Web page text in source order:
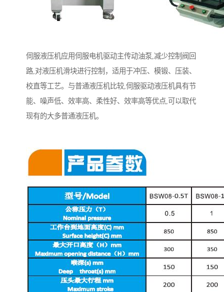
伺服液压机应用伺服电机驱动主传动油泵,减少控制阀回
路,对液压机滑块进行控制，适用于冲压、模锻、压装、
校直等工艺。与普通液压机比较,伺服驱动液压机具有节
能、噪声低、效率高、柔性好、效率高等优点,可以取代
现有的大多普通液压机。